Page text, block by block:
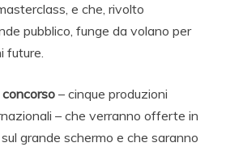
e che, rivolto
pubblico, funge da volano per
future.
– cinque produzioni
– che verranno offerte in
grande schermo e che saranno